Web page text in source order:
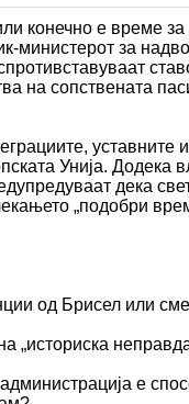
конечно е време
министерот за
на сопствената
уставните
Унија. Додека
дека
„подобри
од Брисел или
„историска
е